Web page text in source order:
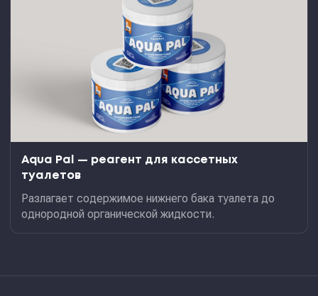
Aqua Pal — pеагент для кассетных
туалетов
Разлагает содержимое нижнего бака туалета до
однородной органической жидкости.